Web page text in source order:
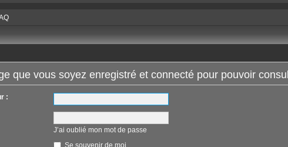
que vous soyez enregistré et connecté pour pouvoir
:
J’ai oublié mon mot de passe
Se souvenir de moi